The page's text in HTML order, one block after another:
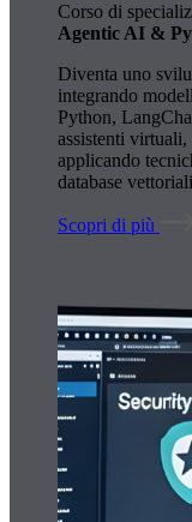
Corso di
Agentic AI &
Diventa uno
integrando
Python,
assistenti
applicando
database
Scopri di più